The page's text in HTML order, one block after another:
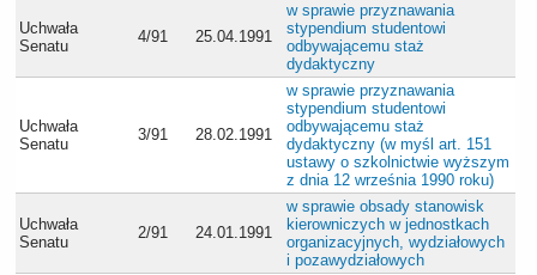
Uchwała
Senatu
4/91 25.04.1991
w sprawie przyznawania
stypendium studentowi
odbywającemu staż
dydaktyczny
Uchwała
Senatu
3/91 28.02.1991
w sprawie przyznawania
stypendium studentowi
odbywającemu staż
dydaktyczny (w myśl art. 151
ustawy o szkolnictwie wyższym
z dnia 12 września 1990 roku)
Uchwała
Senatu
2/91 24.01.1991
w sprawie obsady stanowisk
kierowniczych w jednostkach
organizacyjnych, wydziałowych
i pozawydziałowych